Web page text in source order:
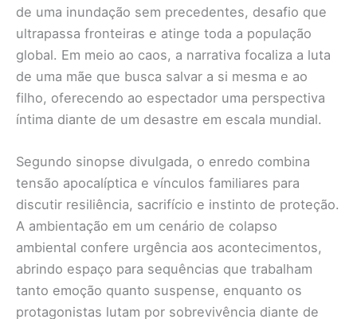
de uma inundação sem precedentes, desafio que
ultrapassa fronteiras e atinge toda a população
global. Em meio ao caos, a narrativa focaliza a luta
de uma mãe que busca salvar a si mesma e ao
filho, oferecendo ao espectador uma perspectiva
íntima diante de um desastre em escala mundial.
Segundo sinopse divulgada, o enredo combina
tensão apocalíptica e vínculos familiares para
discutir resiliência, sacrifício e instinto de proteção.
A ambientação em um cenário de colapso
ambiental confere urgência aos acontecimentos,
abrindo espaço para sequências que trabalham
tanto emoção quanto suspense, enquanto os
protagonistas lutam por sobrevivência diante de